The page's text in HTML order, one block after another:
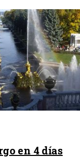
en 4 días